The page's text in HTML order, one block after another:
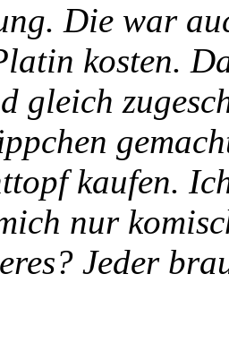
Die war
kosten.
gleich
kaufen.
nur
Jeder